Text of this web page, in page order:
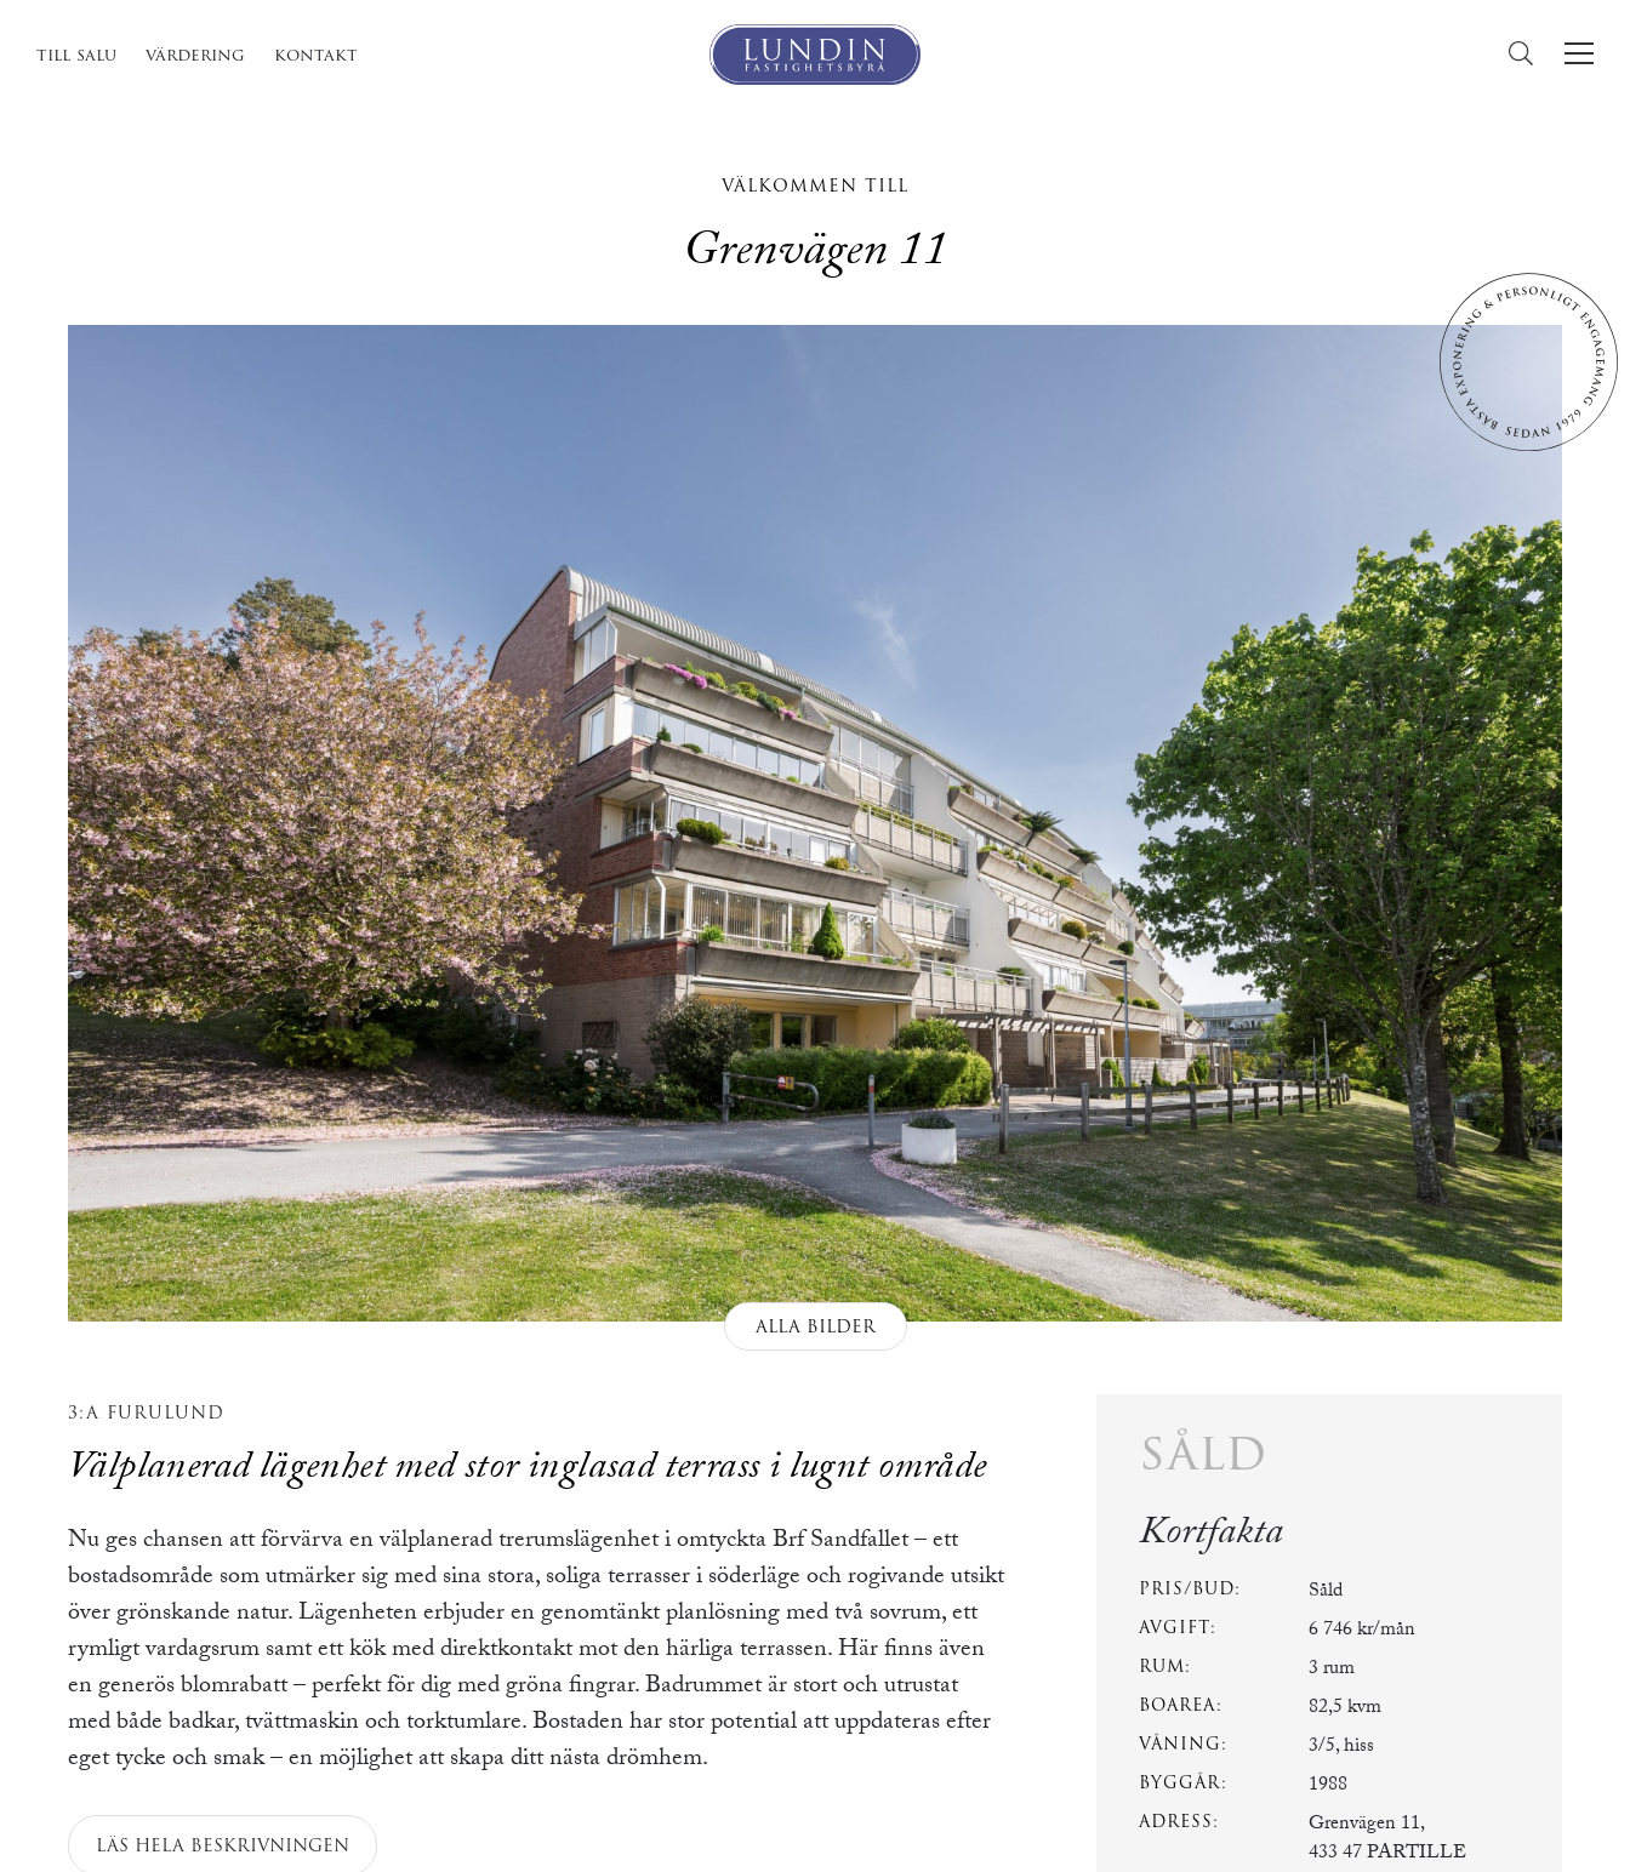
till salu värdering kontakt
VÄLKOMMEN TILL
Grenvägen 11
ALLA BILDER
3:A FURULUND
Välplanerad lägenhet med stor inglasad terrass i lugnt område
Nu ges chansen att förvärva en välplanerad trerumslägenhet i omtyckta Brf Sandfallet – ett
bostadsområde som utmärker sig med sina stora, soliga terrasser i söderläge och rogivande utsikt
över grönskande natur. Lägenheten erbjuder en genomtänkt planlösning med två sovrum, ett
rymligt vardagsrum samt ett kök med direktkontakt mot den härliga terrassen. Här finns även
en generös blomrabatt – perfekt för dig med gröna fingrar. Badrummet är stort och utrustat
med både badkar, tvättmaskin och torktumlare. Bostaden har stor potential att uppdateras efter
eget tycke och smak – en möjlighet att skapa ditt nästa drömhem.
LÄS HELA BESKRIVNINGEN
såld
Kortfakta
PRIS/BUD: Såld
AVGIFT: 6 746 kr/mån
RUM: 3 rum
BOAREA: 82,5 kvm
VÅNING: 3/5, hiss
BYGGÅR: 1988
ADRESS:
Grenvägen 11,
433 47 PARTILLE